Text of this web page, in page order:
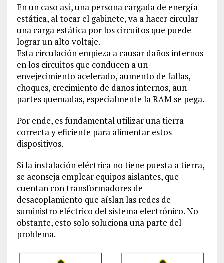
En un caso así, una persona cargada de energía
estática, al tocar el gabinete, va a hacer circular
una carga estática por los circuitos que puede
lograr un alto voltaje.
Esta circulación empieza a causar daños internos
en los circuitos que conducen a un
envejecimiento acelerado, aumento de fallas,
choques, crecimiento de daños internos, aun
partes quemadas, especialmente la RAM se pega.
Por ende, es fundamental utilizar una tierra
correcta y eficiente para alimentar estos
dispositivos.
Si la instalación eléctrica no tiene puesta a tierra,
se aconseja emplear equipos aislantes, que
cuentan con transformadores de
desacoplamiento que aíslan las redes de
suministro eléctrico del sistema electrónico. No
obstante, esto solo soluciona una parte del
problema.